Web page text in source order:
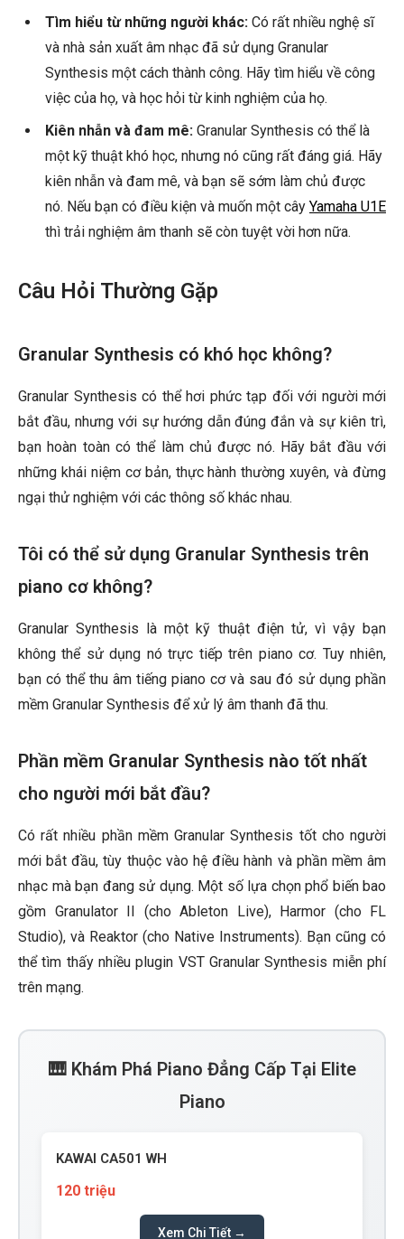
Tìm hiểu từ những người khác: Có rất nhiều nghệ sĩ
và nhà sản xuất âm nhạc đã sử dụng Granular
Synthesis một cách thành công. Hãy tìm hiểu về công
việc của họ, và học hỏi từ kinh nghiệm của họ.
Kiên nhẫn và đam mê: Granular Synthesis có thể là
một kỹ thuật khó học, nhưng nó cũng rất đáng giá. Hãy
kiên nhẫn và đam mê, và bạn sẽ sớm làm chủ được
nó. Nếu bạn có điều kiện và muốn một cây Yamaha U1E
thì trải nghiệm âm thanh sẽ còn tuyệt vời hơn nữa.
Câu Hỏi Thường Gặp
Granular Synthesis có khó học không?
Granular Synthesis có thể hơi phức tạp đối với người mới
bắt đầu, nhưng với sự hướng dẫn đúng đắn và sự kiên trì,
bạn hoàn toàn có thể làm chủ được nó. Hãy bắt đầu với
những khái niệm cơ bản, thực hành thường xuyên, và đừng
ngại thử nghiệm với các thông số khác nhau.
Tôi có thể sử dụng Granular Synthesis trên
piano cơ không?
Granular Synthesis là một kỹ thuật điện tử, vì vậy bạn
không thể sử dụng nó trực tiếp trên piano cơ. Tuy nhiên,
bạn có thể thu âm tiếng piano cơ và sau đó sử dụng phần
mềm Granular Synthesis để xử lý âm thanh đã thu.
Phần mềm Granular Synthesis nào tốt nhất
cho người mới bắt đầu?
Có rất nhiều phần mềm Granular Synthesis tốt cho người
mới bắt đầu, tùy thuộc vào hệ điều hành và phần mềm âm
nhạc mà bạn đang sử dụng. Một số lựa chọn phổ biến bao
gồm Granulator II (cho Ableton Live), Harmor (cho FL
Studio), và Reaktor (cho Native Instruments). Bạn cũng có
thể tìm thấy nhiều plugin VST Granular Synthesis miễn phí
trên mạng.
🎹 Khám Phá Piano Đẳng Cấp Tại Elite
Piano
KAWAI CA501 WH
120 triệu
Xem Chi Tiết →